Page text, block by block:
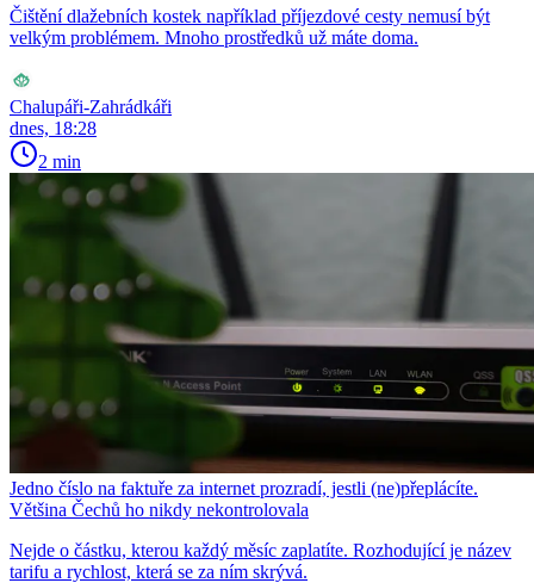
Čištění dlažebních kostek například příjezdové cesty nemusí být
velkým problémem. Mnoho prostředků už máte doma.
Chalupáři-Zahrádkáři
dnes, 18:28
2 min
Jedno číslo na faktuře za internet prozradí, jestli (ne)přeplácíte.
Většina Čechů ho nikdy nekontrolovala
Nejde o částku, kterou každý měsíc zaplatíte. Rozhodující je název
tarifu a rychlost, která se za ním skrývá.